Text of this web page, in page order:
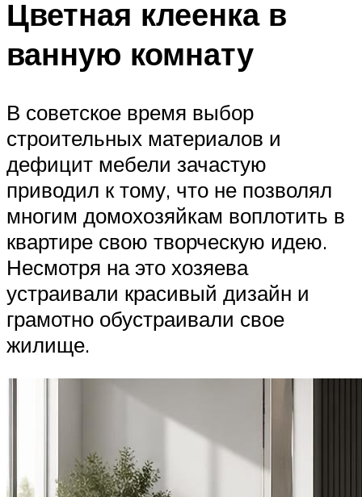
Цветная клеенка в
ванную комнату
В советское время выбор
строительных материалов и
дефицит мебели зачастую
приводил к тому, что не позволял
многим домохозяйкам воплотить в
квартире свою творческую идею.
Несмотря на это хозяева
устраивали красивый дизайн и
грамотно обустраивали свое
жилище.